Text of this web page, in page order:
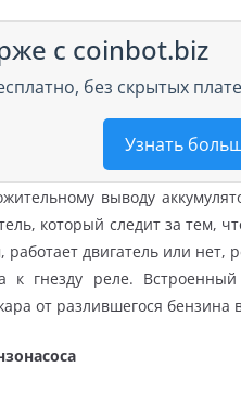
с coinbot.biz
без скрытых
Узнать
выводу
который следит за тем,
двигатель или
к гнезду реле.
от разлившегося бензина